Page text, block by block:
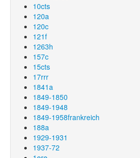
10cts
120a
120c
121f
1263h
157c
15cts
17rrr
1841a
1849-1850
1849-1948
1849-1958frankreich
188a
1929-1931
1937-72